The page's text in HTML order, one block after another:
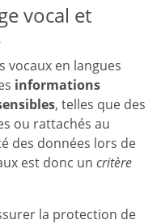
vocal et
vocaux en langues
informations
, telles que des
ou rattachés au
des données lors de
est donc un critère
la protection de